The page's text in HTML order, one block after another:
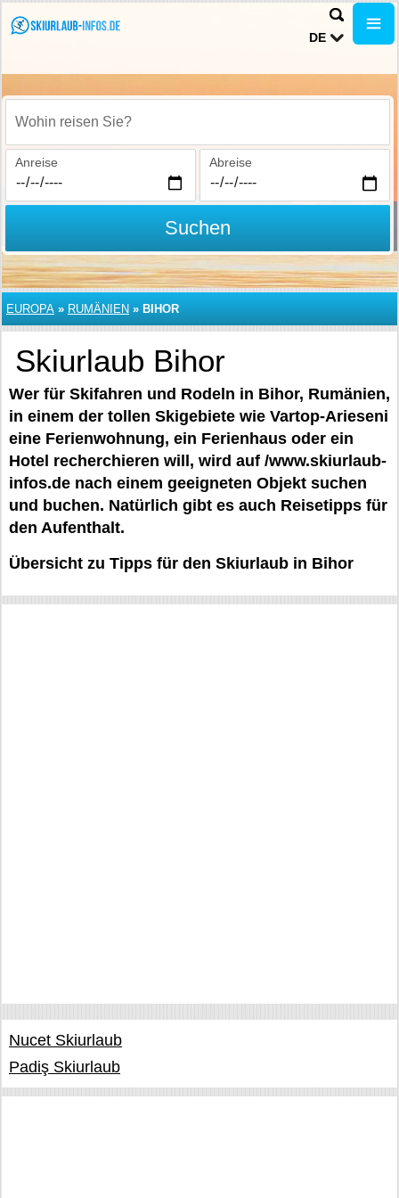
DE
Wohin reisen Sie?
Anreise Abreise
Suchen
EUROPA » RUMÄNIEN » BIHOR
Skiurlaub Bihor
Wer für Skifahren und Rodeln in Bihor, Rumänien,
in einem der tollen Skigebiete wie Vartop-Arieseni
eine Ferienwohnung, ein Ferienhaus oder ein
Hotel recherchieren will, wird auf /www.skiurlaub-
infos.de nach einem geeigneten Objekt suchen
und buchen. Natürlich gibt es auch Reisetipps für
den Aufenthalt.
Übersicht zu Tipps für den Skiurlaub in Bihor
Nucet Skiurlaub
Padiş Skiurlaub